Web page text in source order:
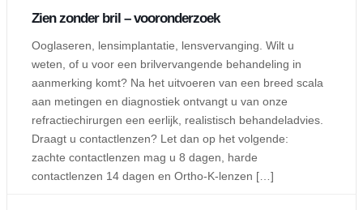
Zien zonder bril – vooronderzoek
Ooglaseren, lensimplantatie, lensvervanging. Wilt u
weten, of u voor een brilvervangende behandeling in
aanmerking komt? Na het uitvoeren van een breed scala
aan metingen en diagnostiek ontvangt u van onze
refractiechirurgen een eerlijk, realistisch behandeladvies.
Draagt u contactlenzen? Let dan op het volgende:
zachte contactlenzen mag u 8 dagen, harde
contactlenzen 14 dagen en Ortho-K-lenzen […]